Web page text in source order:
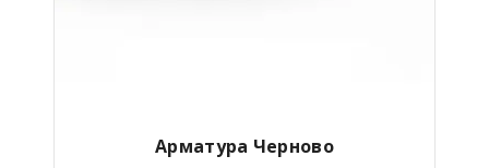
Арматура Черново